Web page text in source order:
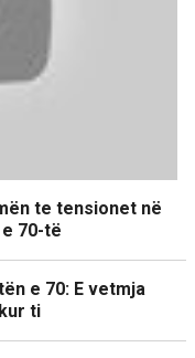
te tensionet në
70-të
e 70: E vetmja
ti